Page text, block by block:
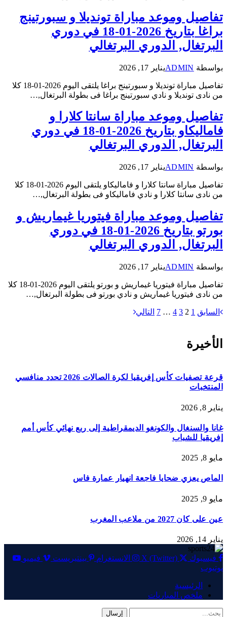
تفاصيل وموعد مباراة تونديلا و سبورتينج
براغا بتاريخ 2026-01-18 في دوري
البرتغال, الدوري البرتغالي
بواسطة ADMINيناير 17, 2026
تفاصيل مباراة تونديلا و سبورتينج براغا يلتقى اليوم 2026-01-18 كلا
من نادى تونديلا و نادي سبورتينج براغا فى بطولة البرتغال,…
تفاصيل وموعد مباراة سانتا كلارا و
فاماليكاو بتاريخ 2026-01-18 في دوري
البرتغال, الدوري البرتغالي
بواسطة ADMINيناير 17, 2026
تفاصيل مباراة سانتا كلارا و فاماليكاو يلتقى اليوم 2026-01-18 كلا
من نادى سانتا كلارا و نادي فاماليكاو فى بطولة البرتغال,…
تفاصيل وموعد مباراة فيتوريا غيماريش و
بورتو بتاريخ 2026-01-18 في دوري
البرتغال, الدوري البرتغالي
بواسطة ADMINيناير 17, 2026
تفاصيل مباراة فيتوريا غيماريش و بورتو يلتقى اليوم 2026-01-18 كلا
من نادى فيتوريا غيماريش و نادي بورتو فى بطولة البرتغال,…
السابق 1
2
3
4
…
7 التالي
الأخيرة
قرعة تصفيات كأس إفريقيا لكرة الصالات 2026 تحدد منافسي
المنتخبات
يناير 8, 2026
غانا والسنغال والكونغو الديمقراطية إلى ربع نهائي كأس أمم
إفريقيا للشباب
مايو 8, 2025
الماص يعزي ضحايا فاجعة انهيار عمارة فاس
مايو 9, 2025
عين على كان 2027 من ملاعب المغرب
يناير 14, 2026
فيسبوك X (Twitter) الانستغرام بينتيريست
فيميو
يوتيوب
الرئيسية
ملخص المباريات
إرسال